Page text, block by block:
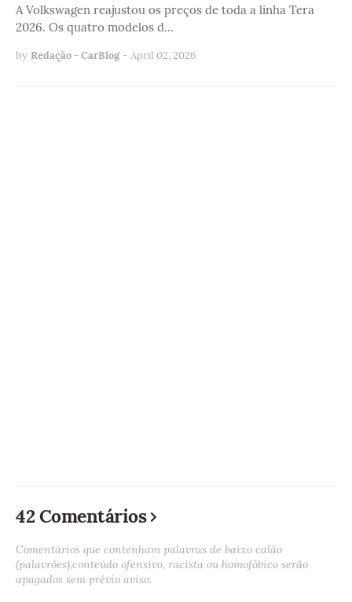
A Volkswagen reajustou os preços de toda a linha Tera
2026. Os quatro modelos d…
by Redação - CarBlog - April 02, 2026
42 Comentários
Comentários que contenham palavras de baixo calão
(palavrões),conteúdo ofensivo, racista ou homofóbico serão
apagados sem prévio aviso.